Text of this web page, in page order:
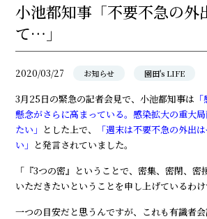
小池都知事「不要不急の外
て…」
2020/03/27 お知らせ 園田's LIFE
3月25日の緊急の記者会見で、小池都知事は
懸念がさらに高まっている。感染拡大の重大
たい」 とした上で、
「週末は不要不急の外出
い」 と発言されていました。
「『3つの密』ということで、密集、密閉、密
いただきたいということを申し上げているわけ
一つの目安だと思うんですが、これも有識者